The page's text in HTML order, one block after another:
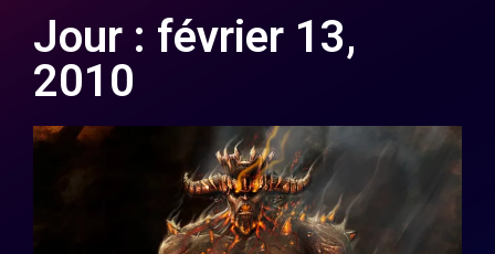
Jour : février 13,
2010